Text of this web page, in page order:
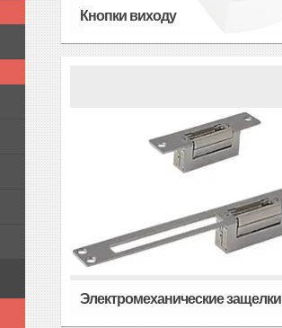
Кнопки виходу
Электромеханические защелки